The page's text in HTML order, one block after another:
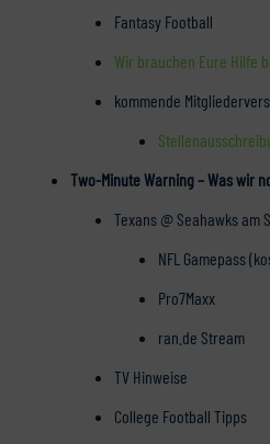
Fantasy Football
Wir brauchen Eure Hilfe
kommende
Two-Minute Warning – Was wir
Texans @ Seahawks am
NFL Gamepass
Pro7Maxx
ran.de Stream
TV Hinweise
College Football Tipps